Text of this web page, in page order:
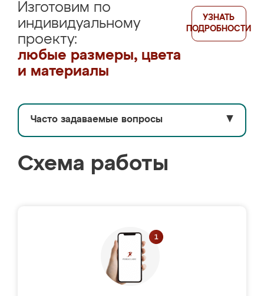
Изготовим по
индивидуальному
проекту:
любые размеры, цвета
и материалы
УЗНАТЬ
ПОДРОБНОСТИ
Часто задаваемые вопросы ▼
Схема работы